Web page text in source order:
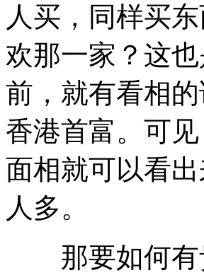
人买，同样买
欢那一家？这
前，就有看相
香港首富。可
面相就可以看
人多。
那要如何有